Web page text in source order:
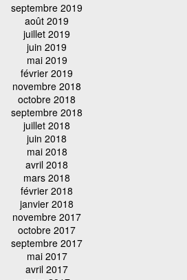
septembre 2019
août 2019
juillet 2019
juin 2019
mai 2019
février 2019
novembre 2018
octobre 2018
septembre 2018
juillet 2018
juin 2018
mai 2018
avril 2018
mars 2018
février 2018
janvier 2018
novembre 2017
octobre 2017
septembre 2017
mai 2017
avril 2017